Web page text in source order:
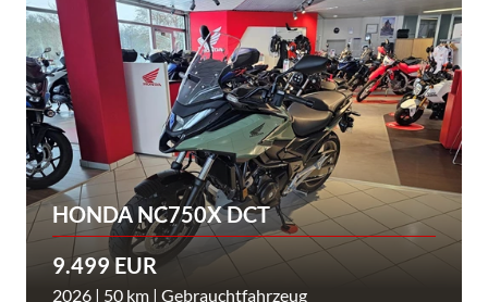
HONDA NC750X DCT
9.499 EUR
2026 | 50 km | Gebrauchtfahrzeug